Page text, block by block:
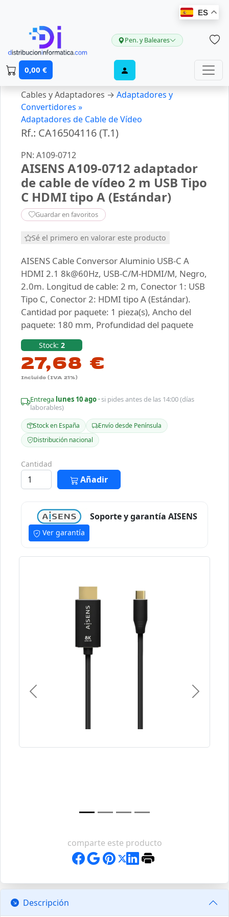
ES
Pen. y Baleares
0,00 €
Cables y Adaptadores → Adaptadores y
Convertidores »
Adaptadores de Cable de Vídeo
Rf.: CA16504116 (T.1)
PN: A109-0712
AISENS A109-0712 adaptador
de cable de vídeo 2 m USB Tipo
C HDMI tipo A (Estándar)
Guardar en favoritos
Sé el primero en valorar este producto
AISENS Cable Conversor Aluminio USB-C A
HDMI 2.1 8k@60Hz, USB-C/M-HDMI/M, Negro,
2.0m. Longitud de cable: 2 m, Conector 1: USB
Tipo C, Conector 2: HDMI tipo A (Estándar).
Cantidad por paquete: 1 pieza(s), Ancho del
paquete: 180 mm, Profundidad del paquete
Stock: 2
27,68 €
Incluido (IVA 21%)
Entrega lunes 10 ago ·si pides antes de las 14:00 (días
laborables)
Stock en España
Envío desde Península
Distribución nacional
Cantidad
Añadir
Soporte y garantía AISENS
Ver garantía
Previous Next
comparte este producto
Descripción